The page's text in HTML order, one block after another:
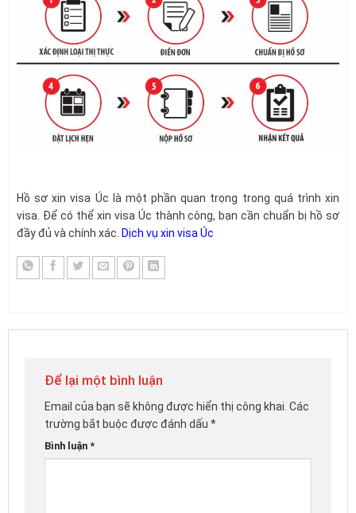
Hồ sơ xin visa Úc là một phần quan trọng trong quá trình xin
visa. Để có thể xin visa Úc thành công, bạn cần chuẩn bị hồ sơ
đầy đủ và chính xác. Dịch vụ xin visa Úc
Để lại một bình luận
Email của bạn sẽ không được hiển thị công khai. Các
trường bắt buộc được đánh dấu *
Bình luận *